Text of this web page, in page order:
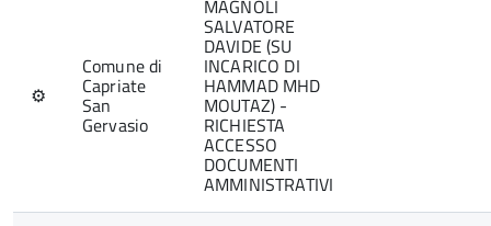
⚙
Comune di
Capriate
San
Gervasio
MAGNOLI
SALVATORE
DAVIDE (SU
INCARICO DI
HAMMAD MHD
MOUTAZ) -
RICHIESTA
ACCESSO
DOCUMENTI
AMMINISTRATIVI